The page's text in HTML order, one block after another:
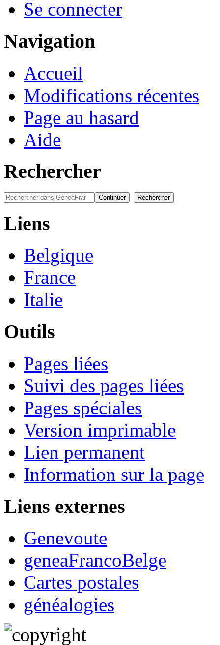
Se connecter
Navigation
Accueil
Modifications récentes
Page au hasard
Aide
Rechercher
Liens
Belgique
France
Italie
Outils
Pages liées
Suivi des pages liées
Pages spéciales
Version imprimable
Lien permanent
Information sur la page
Liens externes
Genevoute
geneaFrancoBelge
Cartes postales
généalogies